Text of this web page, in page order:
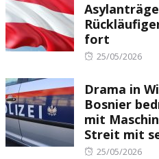
fort
Posted
25/05/2026
Drama in
Bosnier
mit
Streit mit
Posted
25/05/2026